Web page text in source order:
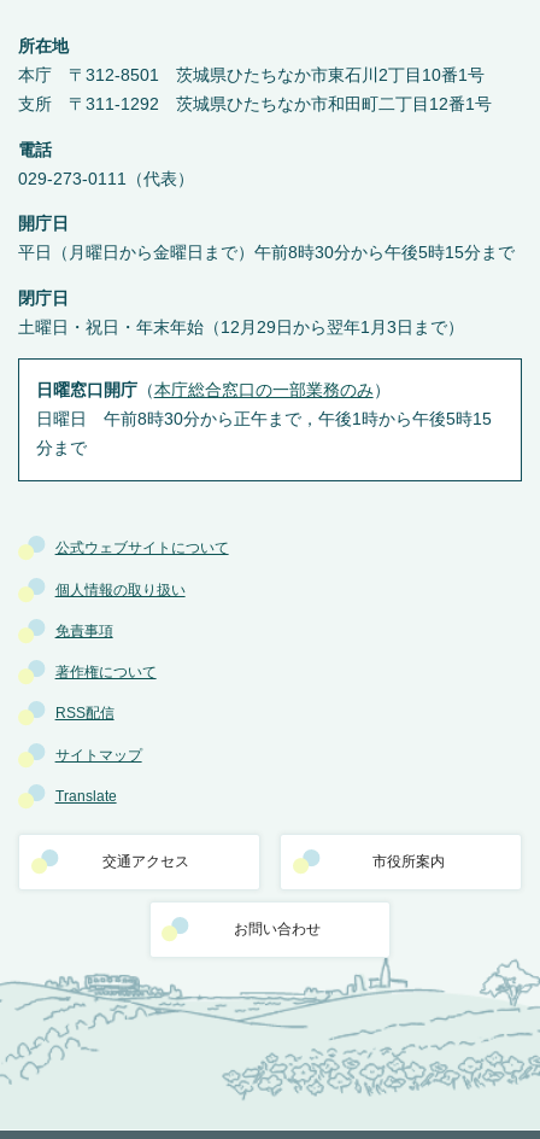
公式ウェブサイトについて
個人情報の取り扱い
免責事項
著作権について
RSS配信
サイトマップ
Translate
交通アクセス 市役所案内
お問い合わせ
所在地
本庁 〒312-8501 茨城県ひたちなか市東石川2丁目10番1号
支所 〒311-1292 茨城県ひたちなか市和田町二丁目12番1号
電話
029-273-0111（代表）
開庁日
平日（月曜日から金曜日まで）午前8時30分から午後5時15分まで
閉庁日
土曜日・祝日・年末年始（12月29日から翌年1月3日まで）
日曜窓口開庁（本庁総合窓口の一部業務のみ ）
日曜日 午前8時30分から正午まで，午後1時から午後5時15
分まで